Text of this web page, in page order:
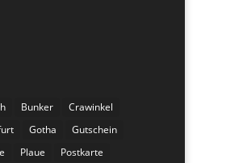
Bunker
Crawinkel
Gotha
Gutschein
Plaue Postkarte